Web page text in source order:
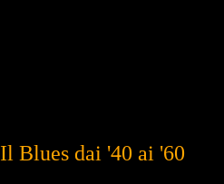
Il Blues dai '40 ai '60